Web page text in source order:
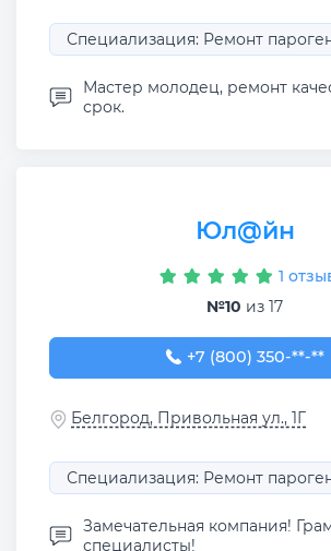
Специализация: Ремонт
Мастер молодец, ремонт
срок.
Юл@йн
1
№10 из 17
+7 (800) 350-18-10
+7 (800) 350-**-**
Белгород, Привольная ул., 1Г
Специализация: Ремонт
Замечательная компания!
специалисты!